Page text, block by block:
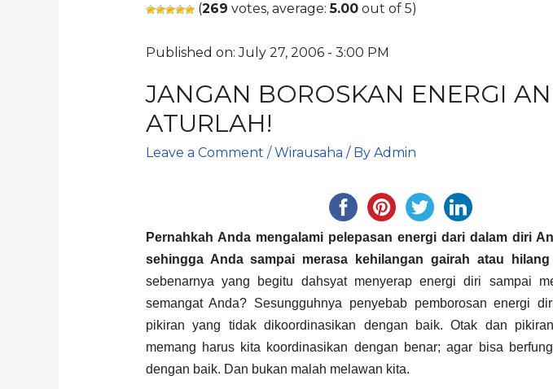
(269 votes, average:5.00out of 5)
Published on: July 27, 2006 - 3:00 PM
JANGAN BOROSKAN ENERGI
ATURLAH!
Leave a Comment /Wirausaha / By Admin
Pernahkah Anda mengalami pelepasan energi dari dalam diri
sehingga Anda sampai merasa kehilangan gairah atau hilang
sebenarnya yang begitu dahsyat menyerap energi diri sampai
semangat Anda? Sesungguhnya penyebab pemborosan energi
pikiran yang tidak dikoordinasikan dengan baik. Otak dan
memang harus kita koordinasikan dengan benar; agar bisa
dengan baik. Dan bukan malah melawan kita.